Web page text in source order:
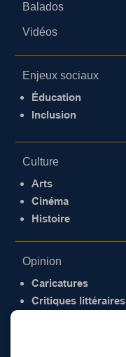
Balados
Vidéos
Enjeux sociaux
Éducation
Inclusion
Culture
Arts
Cinéma
Histoire
Opinion
Caricatures
Critiques littéraires